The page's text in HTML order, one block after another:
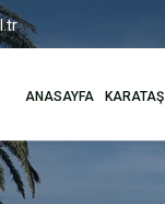
ANASAYFA KARATAŞ